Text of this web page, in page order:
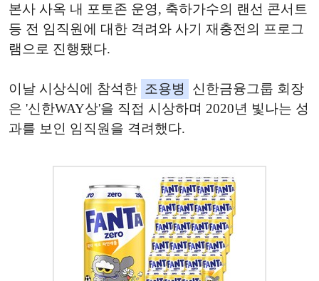
본사 사옥 내 포토존 운영, 축하가수의 랜선 콘서트
등 전 임직원에 대한 격려와 사기 재충전의 프로그
램으로 진행됐다.
이날 시상식에 참석한 조용병
신한금융그룹 회장
은 '신한WAY상'을 직접 시상하며 2020년 빛나는 성
과를 보인 임직원을 격려했다.